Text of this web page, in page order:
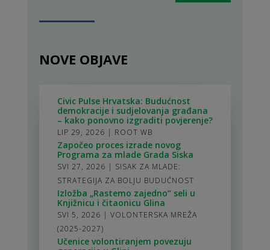
NOVE OBJAVE
Civic Pulse Hrvatska: Budućnost
demokracije i sudjelovanja građana
– kako ponovno izgraditi povjerenje?
LIP 29, 2026 | ROOT WB
Započeo proces izrade novog
Programa za mlade Grada Siska
SVI 27, 2026 | SISAK ZA MLADE:
STRATEGIJA ZA BOLJU BUDUĆNOST
Izložba „Rastemo zajedno“ seli u
Knjižnicu i čitaonicu Glina
SVI 5, 2026 | VOLONTERSKA MREŽA
(2025-2027)
Učenice volontiranjem povezuju